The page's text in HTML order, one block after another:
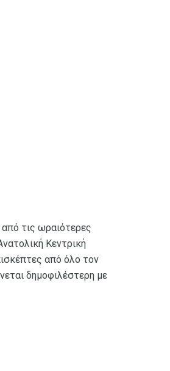
τις ωραιότερες
Κεντρική
από όλο τον
δημοφιλέστερη με